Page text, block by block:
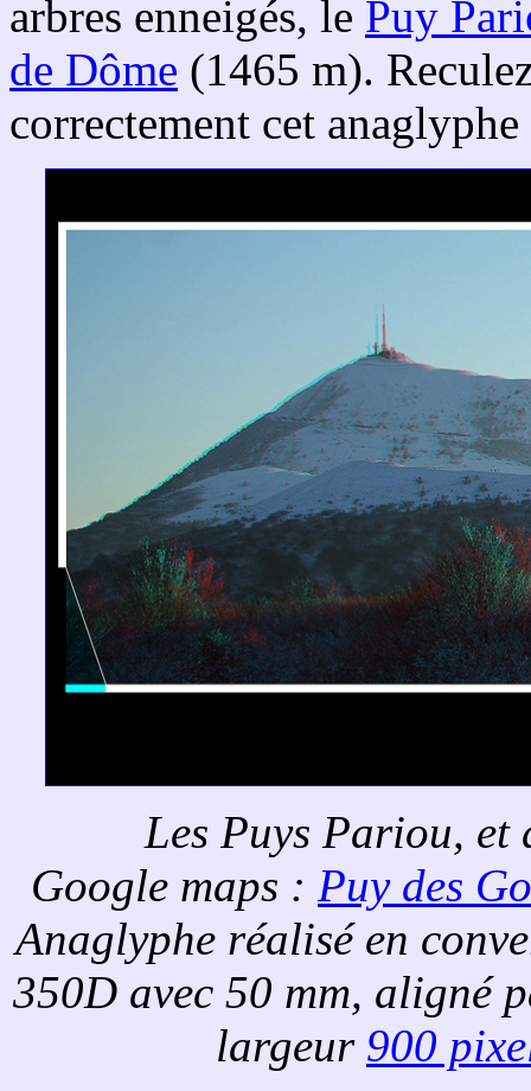
arbres enneigés, le Puy
de Dôme (1465 m).
correctement cet
Les Puys Pariou, et
Google maps : Puy des
Anaglyphe réalisé en
350D avec 50 mm, aligné
largeur 900